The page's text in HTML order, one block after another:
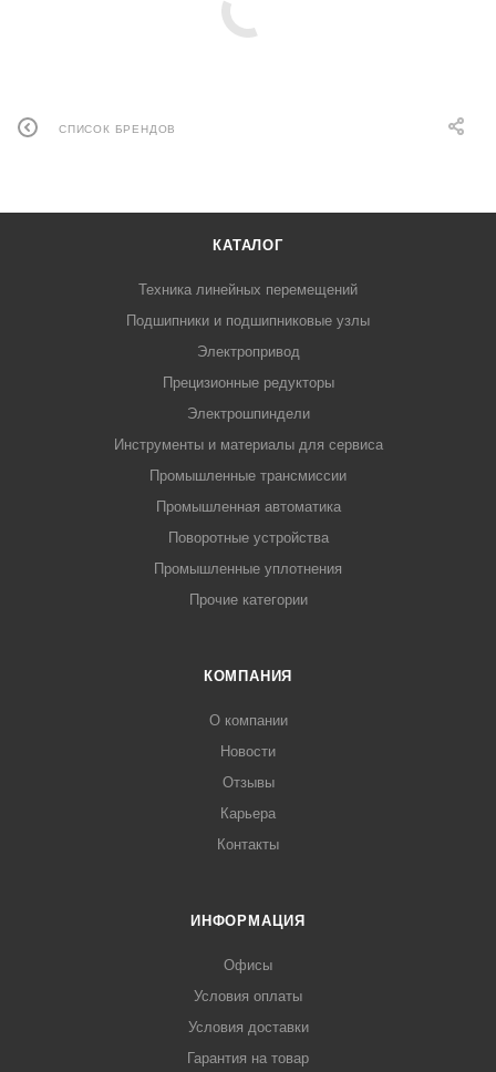
СПИСОК БРЕНДОВ
КАТАЛОГ
Техника линейных перемещений
Подшипники и подшипниковые узлы
Электропривод
Прецизионные редукторы
Электрошпиндели
Инструменты и материалы для сервиса
Промышленные трансмиссии
Промышленная автоматика
Поворотные устройства
Промышленные уплотнения
Прочие категории
КОМПАНИЯ
О компании
Новости
Отзывы
Карьера
Контакты
ИНФОРМАЦИЯ
Офисы
Условия оплаты
Условия доставки
Гарантия на товар